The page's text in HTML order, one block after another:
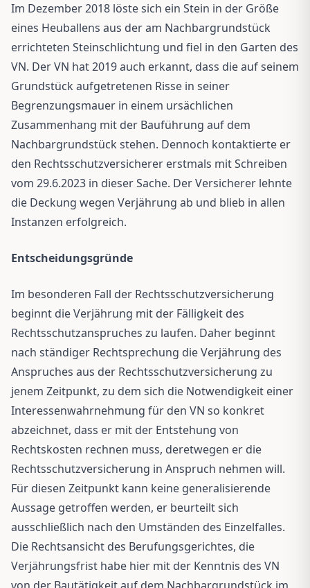
Im Dezember 2018 löste sich ein Stein in der Größe
eines Heuballens aus der am Nachbargrundstück
errichteten Steinschlichtung und fiel in den Garten des
VN. Der VN hat 2019 auch erkannt, dass die auf seinem
Grundstück aufgetretenen Risse in seiner
Begrenzungsmauer in einem ursächlichen
Zusammenhang mit der Bauführung auf dem
Nachbargrundstück stehen. Dennoch kontaktierte er
den Rechtsschutzversicherer erstmals mit Schreiben
vom 29.6.2023 in dieser Sache. Der Versicherer lehnte
die Deckung wegen Verjährung ab und blieb in allen
Instanzen erfolgreich.
Entscheidungsgründe
Im besonderen Fall der Rechtsschutzversicherung
beginnt die Verjährung mit der Fälligkeit des
Rechtsschutzanspruches zu laufen. Daher beginnt
nach ständiger Rechtsprechung die Verjährung des
Anspruches aus der Rechtsschutzversicherung zu
jenem Zeitpunkt, zu dem sich die Notwendigkeit einer
Interessenwahrnehmung für den VN so konkret
abzeichnet, dass er mit der Entstehung von
Rechtskosten rechnen muss, deretwegen er die
Rechtsschutzversicherung in Anspruch nehmen will.
Für diesen Zeitpunkt kann keine generalisierende
Aussage getroffen werden, er beurteilt sich
ausschließlich nach den Umständen des Einzelfalles.
Die Rechtsansicht des Berufungsgerichtes, die
Verjährungsfrist habe hier mit der Kenntnis des VN